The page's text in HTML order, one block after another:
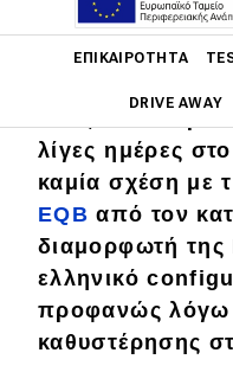
ΕΠΙΚΑΙΡΌΤΗΤΑ
DRIVE AWAY
Main navigation
Επικαιρότητα
Νέα μοντέλα
Πρωτότυπα
Ελλάδα
λίγες ημέρες
καμία σχέση με
EQBαπό τον
διαμορφωτή
ελληνικό
προφανώς λόγω
καθυστέρησης